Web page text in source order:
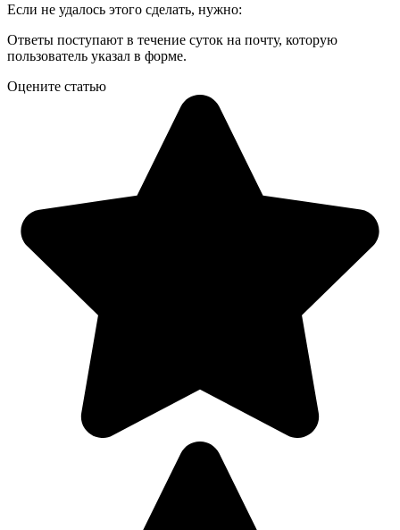
Если не удалось этого сделать, нужно:
Ответы поступают в течение суток на почту, которую
пользователь указал в форме.
Оцените статью